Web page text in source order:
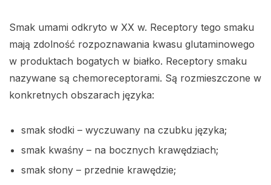
Smak umami odkryto w XX w. Receptory tego smaku
mają zdolność rozpoznawania kwasu glutaminowego
w produktach bogatych w białko. Receptory smaku
nazywane są chemoreceptorami. Są rozmieszczone w
konkretnych obszarach języka:
smak słodki – wyczuwany na czubku języka;
smak kwaśny – na bocznych krawędziach;
smak słony – przednie krawędzie;